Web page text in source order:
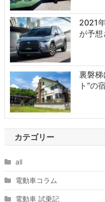
2021
が予
裏磐梯
ト”の
カテゴリー
all
電動車コラム
電動車 試乗記